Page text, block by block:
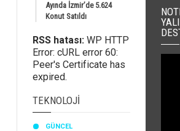
Ayında İzmir’de 5.624
Konut Satıldı
RSS hatası: WP HTTP
Error: cURL error 60:
Peer's Certificate has
expired.
TEKNOLOJI
GÜNCEL